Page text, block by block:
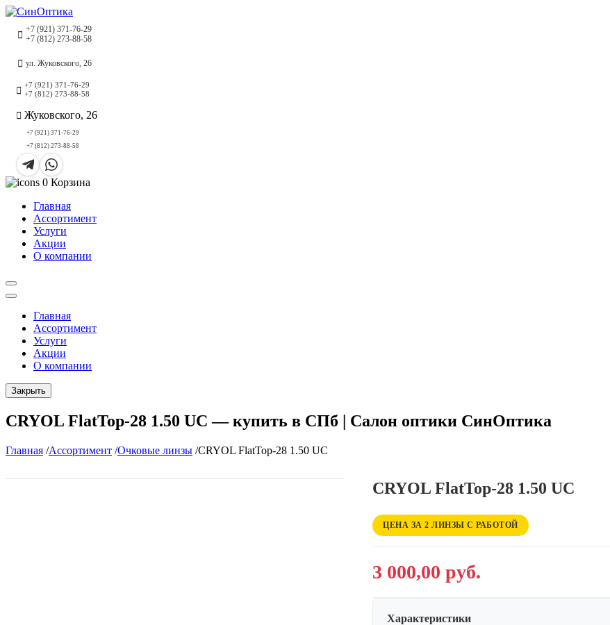
+7 (921) 371-76-29
+7 (812) 273-88-58
ул. Жуковского, 26
+7 (921) 371-76-29
+7 (812) 273-88-58
Жуковского, 26
+7 (921) 371-76-29
+7 (812) 273-88-58
0 Корзина
Главная
Ассортимент
Услуги
Акции
О компании
Главная
Ассортимент
Услуги
Акции
О компании
Закрыть
CRYOL FlatTop-28 1.50 UC — купить в СПб | Салон оптики СинОптика
Главная /Ассортимент /Очковые линзы /CRYOL FlatTop-28 1.50 UC
CRYOL FlatTop-28 1.50 UC
ЦЕНА ЗА 2 ЛИНЗЫ С РАБОТОЙ
3 000,00 руб.
Характеристики